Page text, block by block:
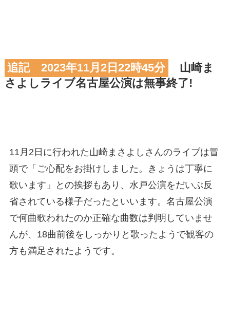
追記 2023年11月2日22時45分
山崎ま
さよしライブ名古屋公演は無事終了!
11月2日に行われた山崎まさよしさんのライブは冒
頭で「ご心配をお掛けしました。きょうは丁寧に
歌います」との挨拶もあり、水戸公演をだいぶ反
省されている様子だったといいます。名古屋公演
で何曲歌われたのか正確な曲数は判明していませ
んが、18曲前後をしっかりと歌ったようで観客の
方も満足されたようです。